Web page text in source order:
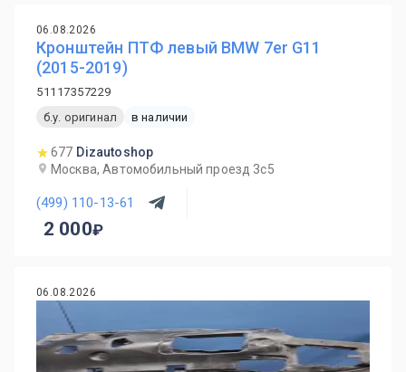
06.08.2026
Кронштейн ПТФ левый BMW 7er G11
(2015-2019)
51117357229
б.у. оригинал
в наличии
677 Dizautoshop
Москва, Автомобильный проезд 3с5
(499) 110-13-61
2 000
06.08.2026